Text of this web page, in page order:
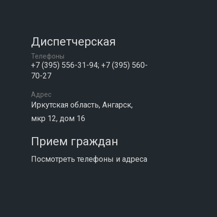
Диспетчерская
Телефоны
+7 (395) 556-31-94; +7 (395) 560-
70-27
Адрес
Иркутская область, Ангарск,
мкр 12, дом 16
Прием граждан
Посмотреть телефоны и адреса